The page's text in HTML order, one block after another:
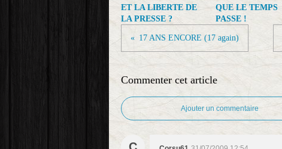
ET LA LIBERTE DE
LA PRESSE ?
QUE LE TEMPS
PASSE !
17 ANS ENCORE (17 again)
Commenter cet article
Ajouter un commentaire